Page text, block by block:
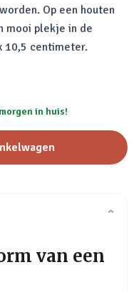
Op een houten
mooi plekje in de
10,5 centimeter.
in huis!
⌄
van een